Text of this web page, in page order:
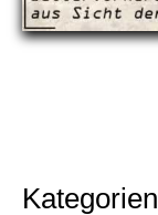
Kategorien